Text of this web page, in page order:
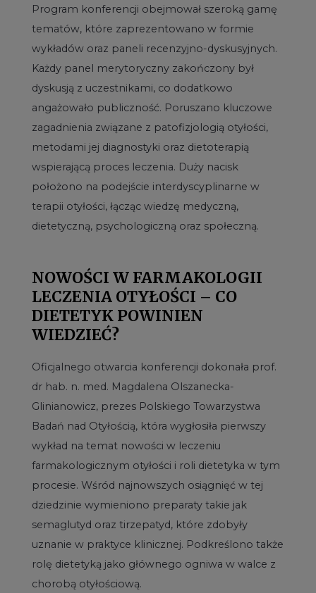
Program konferencji obejmował szeroką gamę
tematów, które zaprezentowano w formie
wykładów oraz paneli recenzyjno-dyskusyjnych.
Każdy panel merytoryczny zakończony był
dyskusją z uczestnikami, co dodatkowo
angażowało publiczność. Poruszano kluczowe
zagadnienia związane z patofizjologią otyłości,
metodami jej diagnostyki oraz dietoterapią
wspierającą proces leczenia. Duży nacisk
położono na podejście interdyscyplinarne w
terapii otyłości, łącząc wiedzę medyczną,
dietetyczną, psychologiczną oraz społeczną.
NOWOŚCI W FARMAKOLOGII
LECZENIA OTYŁOŚCI – CO
DIETETYK POWINIEN
WIEDZIEĆ?
Oficjalnego otwarcia konferencji dokonała prof.
dr hab. n. med. Magdalena Olszanecka-
Glinianowicz, prezes Polskiego Towarzystwa
Badań nad Otyłością, która wygłosiła pierwszy
wykład na temat nowości w leczeniu
farmakologicznym otyłości i roli dietetyka w tym
procesie. Wśród najnowszych osiągnięć w tej
dziedzinie wymieniono preparaty takie jak
semaglutyd oraz tirzepatyd, które zdobyły
uznanie w praktyce klinicznej. Podkreślono także
rolę dietetyką jako głównego ogniwa w walce z
chorobą otyłościową.